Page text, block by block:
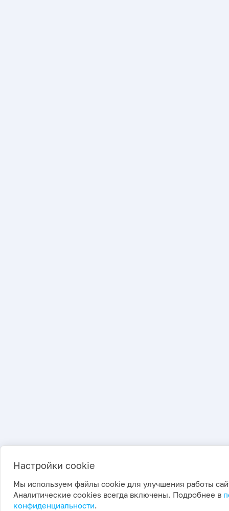
Настройки cookie
Мы используем файлы cookie для улучшения работы
Аналитические cookies всегда включены. Подробнее в
конфиденциальности.